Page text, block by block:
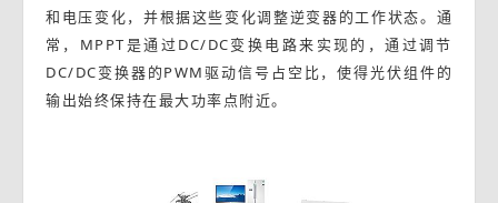
和电压变化，并根据这些变化调整逆变器的工作状态。通
常，MPPT是通过DC/DC变换电路来实现的，通过调节
DC/DC变换器的PWM驱动信号占空比，使得光伏组件的
输出始终保持在最大功率点附近。